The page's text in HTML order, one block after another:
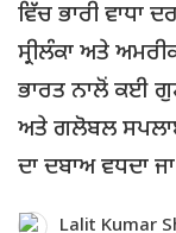
ਵਿੱਚ ਭਾਰੀ ਵਾਧਾ
ਸ੍ਰੀਲੰਕਾ ਅਤੇ
ਭਾਰਤ ਨਾਲੋਂ ਕਈ
ਅਤੇ ਗਲੋਬਲ
ਦਾ ਦਬਾਅ ਵਧਦਾ ਜਾ
Lalit Kumar